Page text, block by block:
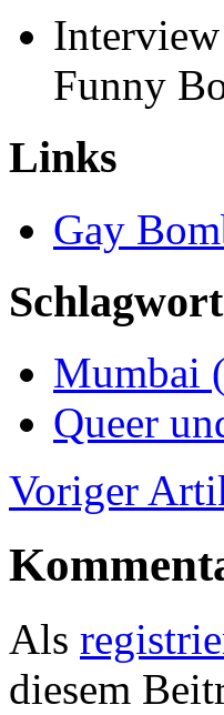
Funny
Links
Gay
Mumbai
Queer
Voriger
Als
diesem